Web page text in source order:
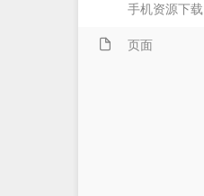
手机资源下载
页面